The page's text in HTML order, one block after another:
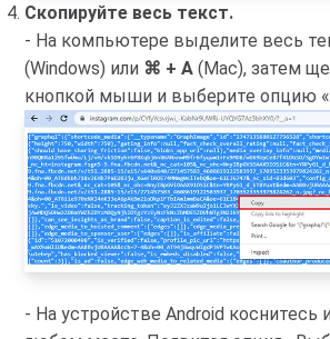
Скопируйте весь текст.
- На компьютере выделите весь
(Windows) или ⌘ + A (Mac), затем
кнопкой мыши и выберите опцию
- На устройстве Android коснитесь